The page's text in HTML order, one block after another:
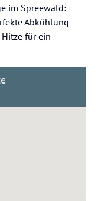
im Spreewald:
Abkühlung
für ein